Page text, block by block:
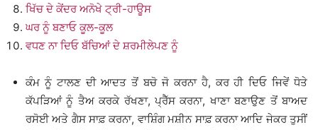
ਖਿੱਚ ਦੇ ਕੇਂਦਰ ਅਨੋਖੇ ਟ੍ਰੀ-ਹਾਊਸ
ਘਰ ਨੂੰ ਬਣਾਓ ਕੂਲ-ਕੂਲ
ਵਧਣ ਨਾ ਦਿਓ ਬੱਚਿਆਂ ਦੇ ਸ਼ਰਮੀਲੇਪਣ ਨੂੰ
ਕੰਮ ਨੂੰ ਟਾਲਣ ਦੀ ਆਦਤ ਤੋਂ ਬਚੋ ਜੋ ਕਰਨਾ ਹੈ, ਕਰ ਹੀ ਦਿਓ ਜਿਵੇਂ ਧੋਤੇ
ਕੱਪੜਿਆਂ ਨੂੰ ਤੈਅ ਕਰਕੇ ਰੱਖਣਾ, ਪ੍ਰੈੱਸ ਕਰਨਾ, ਖਾਣਾ ਬਣਾਉਣ ਤੋਂ ਬਾਅਦ
ਰਸੋਈ ਅਤੇ ਗੈਸ ਸਾਫ਼ ਕਰਨਾ, ਵਾਸ਼ਿੰਗ ਮਸ਼ੀਨ ਸਾਫ਼ ਕਰਨਾ ਆਦਿ ਜੇਕਰ ਤੁਸੀਂ